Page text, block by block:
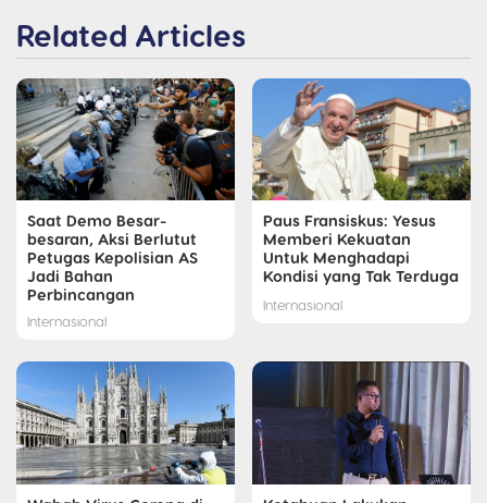
Related Articles
Saat Demo Besar-
besaran, Aksi Berlutut
Petugas Kepolisian AS
Jadi Bahan
Perbincangan
Internasional
Paus Fransiskus: Yesus
Memberi Kekuatan
Untuk Menghadapi
Kondisi yang Tak Terduga
Internasional